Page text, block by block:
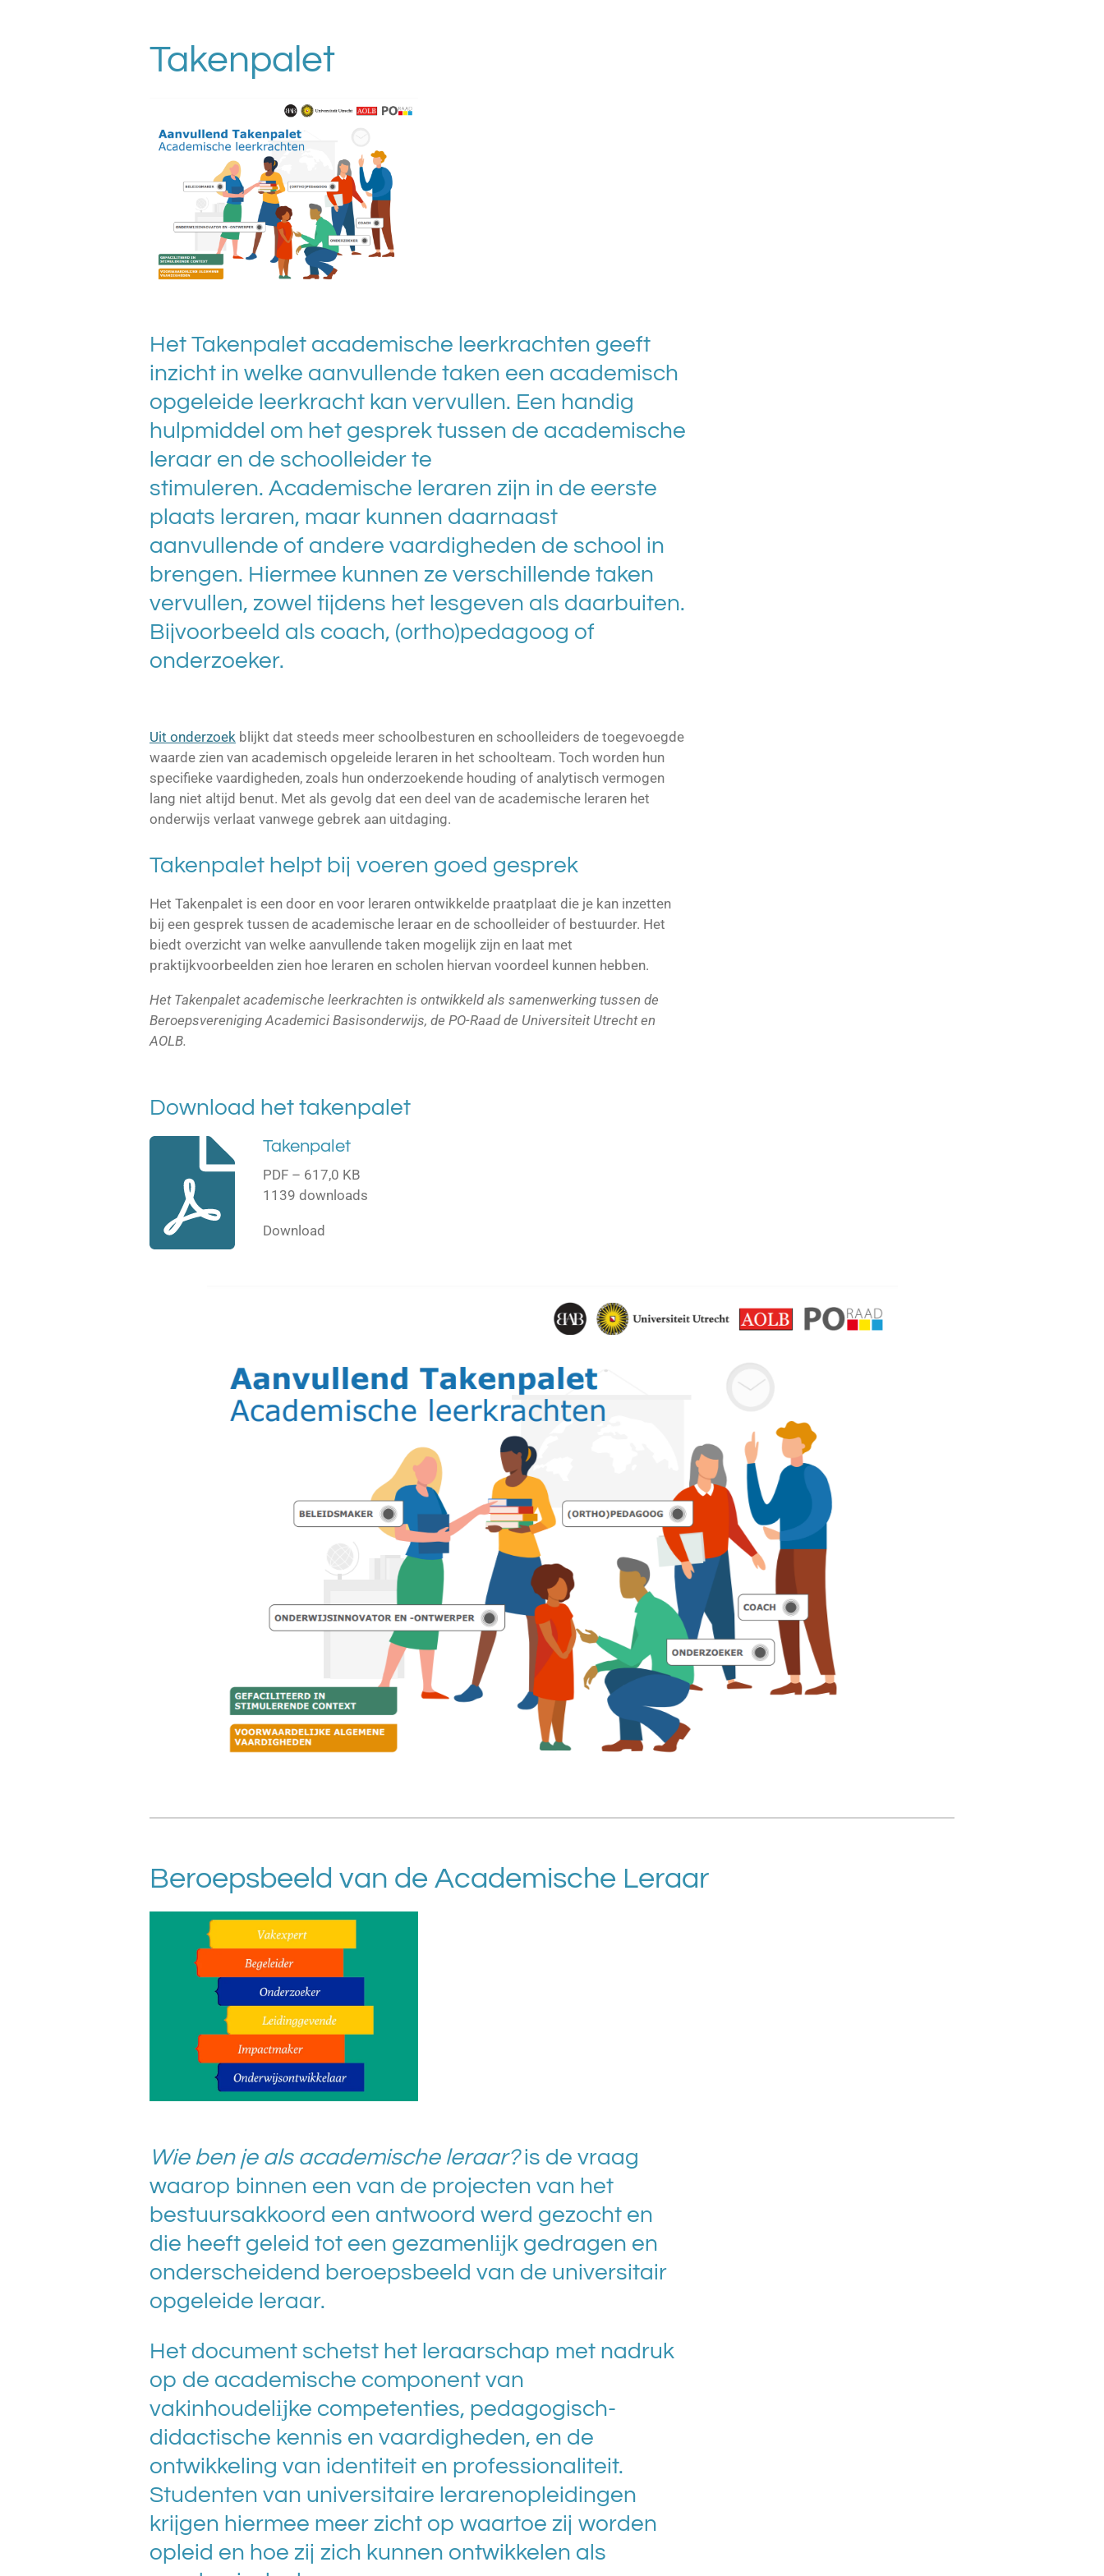
Takenpalet
Het Takenpalet academische leerkrachten geeft
inzicht in welke aanvullende taken een academisch
opgeleide leerkracht kan vervullen. Een handig
hulpmiddel om het gesprek tussen de academische
leraar en de schoolleider te
stimuleren. Academische leraren zijn in de eerste
plaats leraren, maar kunnen daarnaast
aanvullende of andere vaardigheden de school in
brengen. Hiermee kunnen ze verschillende taken
vervullen, zowel tijdens het lesgeven als daarbuiten.
Bijvoorbeeld als coach, (ortho)pedagoog of
onderzoeker.
Uit onderzoek blijkt dat steeds meer schoolbesturen en schoolleiders de toegevoegde
waarde zien van academisch opgeleide leraren in het schoolteam. Toch worden hun
specifieke vaardigheden, zoals hun onderzoekende houding of analytisch vermogen
lang niet altijd benut. Met als gevolg dat een deel van de academische leraren het
onderwijs verlaat vanwege gebrek aan uitdaging.
Takenpalet helpt bij voeren goed gesprek
Het Takenpalet is een door en voor leraren ontwikkelde praatplaat die je kan inzetten
bij een gesprek tussen de academische leraar en de schoolleider of bestuurder. Het
biedt overzicht van welke aanvullende taken mogelijk zijn en laat met
praktijkvoorbeelden zien hoe leraren en scholen hiervan voordeel kunnen hebben.
Het Takenpalet academische leerkrachten is ontwikkeld als samenwerking tussen de
Beroepsvereniging Academici Basisonderwijs, de PO-Raad de Universiteit Utrecht en
AOLB.
Download het takenpalet
Takenpalet
PDF – 617,0 KB
1139 downloads
Download
Beroepsbeeld van de Academische Leraar
Wie ben je als academische leraar?is de vraag
waarop binnen een van de projecten van het
bestuursakkoord een antwoord werd gezocht en
die heeft geleid tot een gezamenlĳk gedragen en
onderscheidend beroepsbeeld van de universitair
opgeleide leraar.
Het document schetst het leraarschap met nadruk
op de academische component van
vakinhoudelĳke competenties, pedagogisch-
didactische kennis en vaardigheden, en de
ontwikkeling van identiteit en professionaliteit.
Studenten van universitaire lerarenopleidingen
krijgen hiermee meer zicht op waartoe zij worden
opleid en hoe zij zich kunnen ontwikkelen als